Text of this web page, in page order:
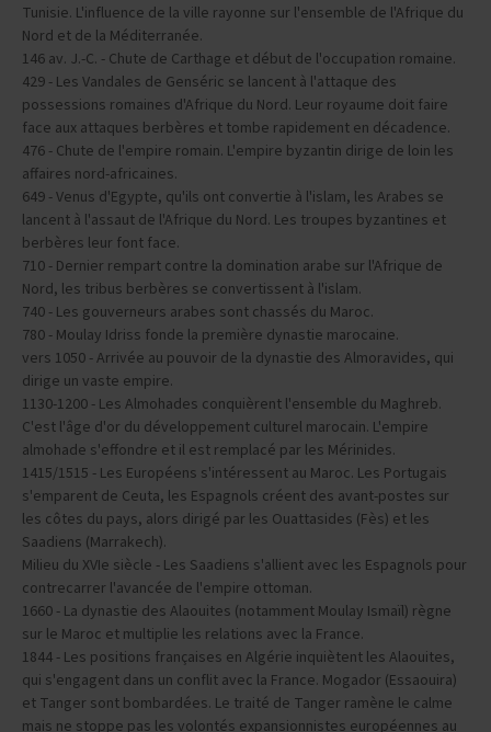
IIe siècle av. J.-C. - Les Phéniciens fondent Carthage, dans l'actuelle
Tunisie. L'influence de la ville rayonne sur l'ensemble de l'Afrique du
Nord et de la Méditerranée.
146 av. J.-C. - Chute de Carthage et début de l'occupation romaine.
429 - Les Vandales de Genséric se lancent à l'attaque des
possessions romaines d'Afrique du Nord. Leur royaume doit faire
face aux attaques berbères et tombe rapidement en décadence.
476 - Chute de l'empire romain. L'empire byzantin dirige de loin les
affaires nord-africaines.
649 - Venus d'Egypte, qu'ils ont convertie à l'islam, les Arabes se
lancent à l'assaut de l'Afrique du Nord. Les troupes byzantines et
berbères leur font face.
710 - Dernier rempart contre la domination arabe sur l'Afrique de
Nord, les tribus berbères se convertissent à l'islam.
740 - Les gouverneurs arabes sont chassés du Maroc.
780 - Moulay Idriss fonde la première dynastie marocaine.
vers 1050 - Arrivée au pouvoir de la dynastie des Almoravides, qui
dirige un vaste empire.
1130-1200 - Les Almohades conquièrent l'ensemble du Maghreb.
C'est l'âge d'or du développement culturel marocain. L'empire
almohade s'effondre et il est remplacé par les Mérinides.
1415/1515 - Les Européens s'intéressent au Maroc. Les Portugais
s'emparent de Ceuta, les Espagnols créent des avant-postes sur
les côtes du pays, alors dirigé par les Ouattasides (Fès) et les
Saadiens (Marrakech).
Milieu du XVIe siècle - Les Saadiens s'allient avec les Espagnols pour
contrecarrer l'avancée de l'empire ottoman.
1660 - La dynastie des Alaouites (notamment Moulay Ismaïl) règne
sur le Maroc et multiplie les relations avec la France.
1844 - Les positions françaises en Algérie inquiètent les Alaouites,
qui s'engagent dans un conflit avec la France. Mogador (Essaouira)
et Tanger sont bombardées. Le traité de Tanger ramène le calme